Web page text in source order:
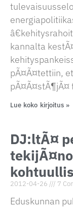
kannalta
pÃ¤Ã¤tettiin,
Lue koko kirjoitus »
DJ:ltÃ¤
2012-04-26 7
Eduskunnan